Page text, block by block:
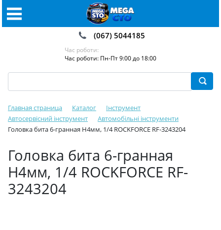
(067) 5044185
Час роботи:
Час роботи: Пн-Пт 9:00 до 18:00
Главная страница Каталог
Інструмент
Автосервісний інструмент
Автомобільні інструменти
Головка бита 6-гранная Н4мм, 1/4 ROCKFORCE RF-3243204
Головка бита 6-гранная
Н4мм, 1/4 ROCKFORCE RF-
3243204